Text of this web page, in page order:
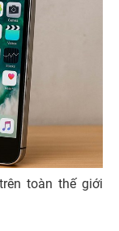
toàn thế giới